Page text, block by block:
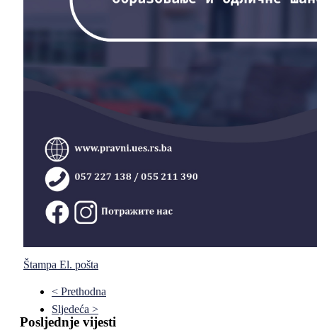
Štampa El. pošta
< Prethodna
Sljedeća >
Posljednje vijesti